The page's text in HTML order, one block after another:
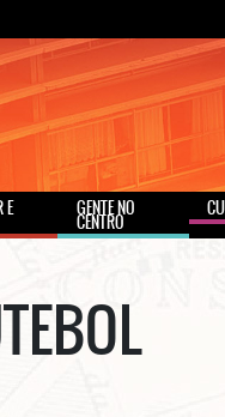
E GENTE NO
CENTRO